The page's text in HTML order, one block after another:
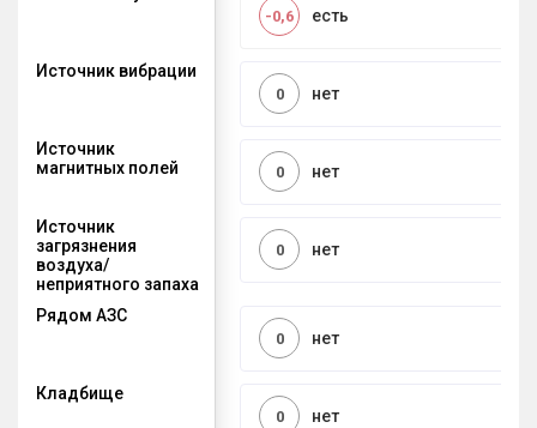
есть
-0,6
Источник вибрации
нет
0
Источник
магнитных полей
нет
0
Источник
загрязнения
воздуха/
неприятного запаха
нет
0
Рядом АЗС
нет
0
Кладбище
нет
0